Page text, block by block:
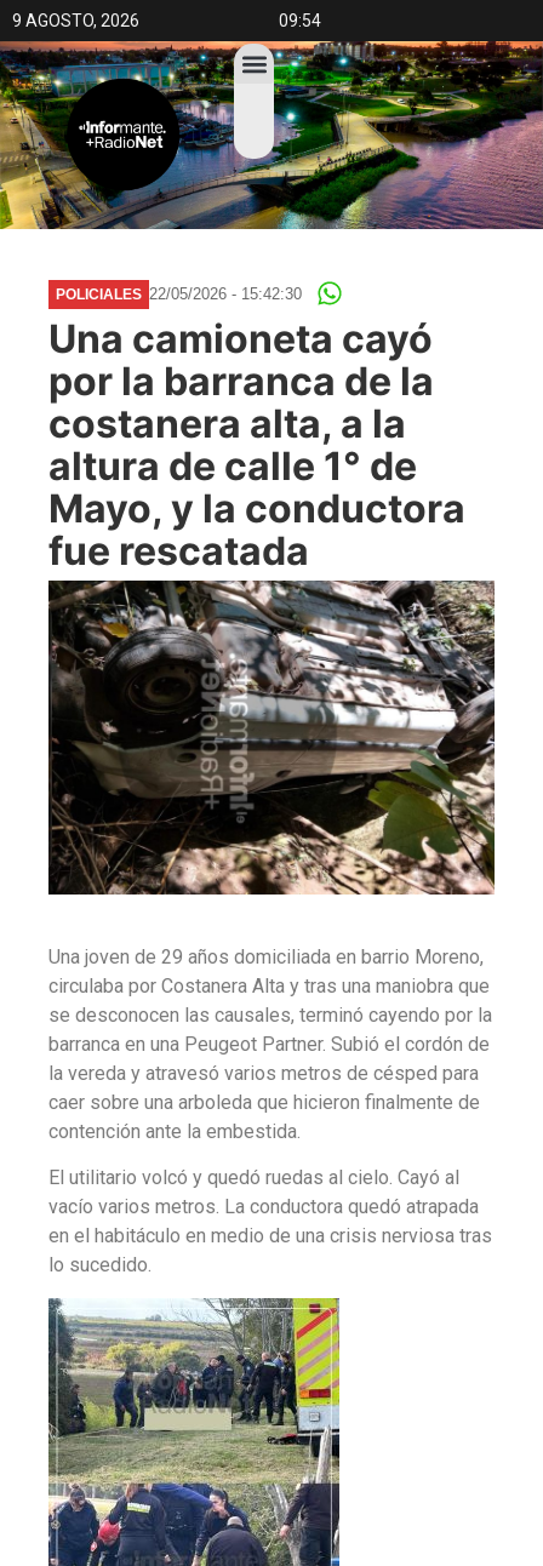
9 AGOSTO, 2026 09:54
POLICIALES 22/05/2026 - 15:42:30
Una camioneta cayó
por la barranca de la
costanera alta, a la
altura de calle 1° de
Mayo, y la conductora
fue rescatada
Una joven de 29 años domiciliada en barrio Moreno,
circulaba por Costanera Alta y tras una maniobra que
se desconocen las causales, terminó cayendo por la
barranca en una Peugeot Partner. Subió el cordón de
la vereda y atravesó varios metros de césped para
caer sobre una arboleda que hicieron finalmente de
contención ante la embestida.
El utilitario volcó y quedó ruedas al cielo. Cayó al
vacío varios metros. La conductora quedó atrapada
en el habitáculo en medio de una crisis nerviosa tras
lo sucedido.